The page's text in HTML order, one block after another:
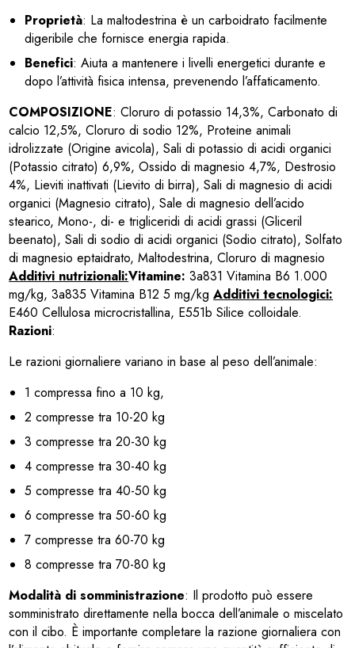
Proprietà: La maltodestrina è un carboidrato facilmente
digeribile che fornisce energia rapida.
Benefici: Aiuta a mantenere i livelli energetici durante e
dopo l’attività fisica intensa, prevenendo l’affaticamento.
COMPOSIZIONE: Cloruro di potassio 14,3%, Carbonato di
calcio 12,5%, Cloruro di sodio 12%, Proteine animali
idrolizzate (Origine avicola), Sali di potassio di acidi organici
(Potassio citrato) 6,9%, Ossido di magnesio 4,7%, Destrosio
4%, Lieviti inattivati (Lievito di birra), Sali di magnesio di acidi
organici (Magnesio citrato), Sale di magnesio dell’acido
stearico, Mono-, di- e trigliceridi di acidi grassi (Gliceril
beenato), Sali di sodio di acidi organici (Sodio citrato), Solfato
di magnesio eptaidrato, Maltodestrina, Cloruro di magnesio
Additivi nutrizionali:Vitamine:3a831 Vitamina B6 1.000
mg/kg, 3a835 Vitamina B12 5 mg/kgAdditivi tecnologici:
E460 Cellulosa microcristallina, E551b Silice colloidale.
Razioni:
Le razioni giornaliere variano in base al peso dell’animale:
1 compressa fino a 10 kg,
2 compresse tra 10-20 kg
3 compresse tra 20-30 kg
4 compresse tra 30-40 kg
5 compresse tra 40-50 kg
6 compresse tra 50-60 kg
7 compresse tra 60-70 kg
8 compresse tra 70-80 kg
Modalità di somministrazione: Il prodotto può essere
somministrato direttamente nella bocca dell’animale o miscelato
con il cibo. È importante completare la razione giornaliera con